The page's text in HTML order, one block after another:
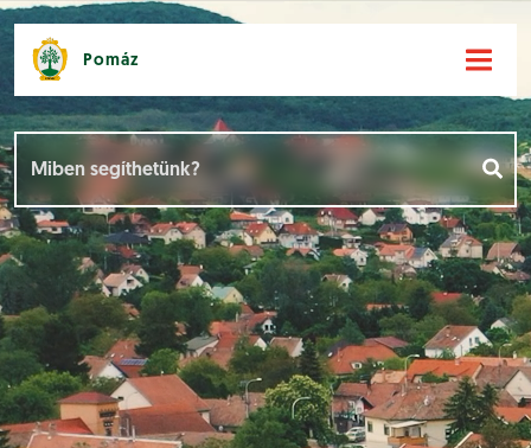
Pomáz
Események []
Dokumentumok [ ]
Aloldalak []